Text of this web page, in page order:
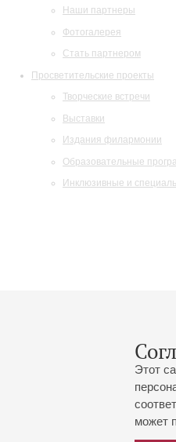
Наши партнеры
Фотогалерея
Стать партнером
Просветительские проекты
Творческие встречи
Выставки
Издания филармонии
Образовательные
Инклюзивные и
Этот
может